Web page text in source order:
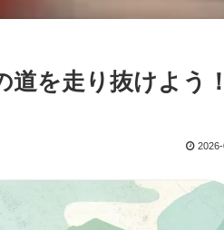
を走り抜けよう！